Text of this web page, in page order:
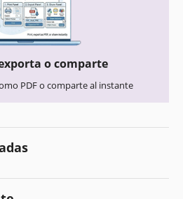
o comparte
PDF o comparte al instante